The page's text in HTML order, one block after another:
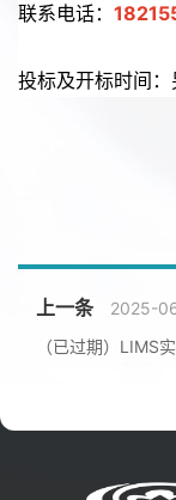
联系电话：
投标及开标时间：
上一条
2025-